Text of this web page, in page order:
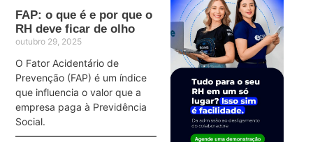
FAP: o que é e por que o
RH deve ficar de olho
outubro 29, 2025
O Fator Acidentário de
Prevenção (FAP) é um índice
que influencia o valor que a
empresa paga à Previdência
Social.